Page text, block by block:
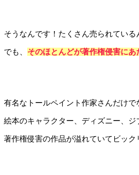
そうなんです！たくさん売られている
でも、 そのほとんどが著作権侵害にあ
有名なトールペイント作家さんだけで
絵本のキャラクター、ディズニー、ジ
著作権侵害の作品が溢れていてビック